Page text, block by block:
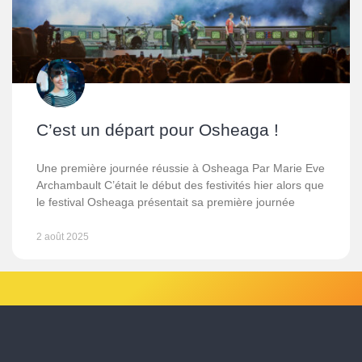
C’est un départ pour Osheaga !
Une première journée réussie à Osheaga Par Marie Eve
Archambault C’était le début des festivités hier alors que
le festival Osheaga présentait sa première journée
2 août 2025